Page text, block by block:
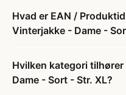
Hvad er EAN /
Vinterjakke - Dame -
Hvilken kategori
Dame - Sort - Str. XL?